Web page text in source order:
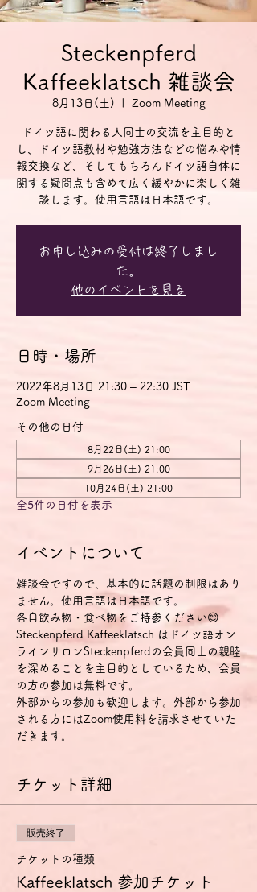
Steckenpferd
Kaffeeklatsch 雑談会
8月13日(土) Zoom Meeting
ドイツ語に関わる人同士の交流を主目的と
し、ドイツ語教材や勉強方法などの悩みや情
報交換など、そしてもちろんドイツ語自体に
関する疑問点も含めて広く緩やかに楽しく雑
談します。使用言語は日本語です。
お申し込みの受付は終了しまし
た。
他のイベントを見る
日時・場所
2022年8月13日 21:30 – 22:30 JST
Zoom Meeting
その他の日付
8月22日(土) 21:00
9月26日(土) 21:00
10月24日(土) 21:00
全5件の日付を表示
イベントについて
雑談会ですので、基本的に話題の制限はあり
ません。使用言語は日本語です。
各自飲み物・食べ物をご持参ください😊
Steckenpferd Kaffeeklatsch はドイツ語オン
ラインサロンSteckenpferdの会員同士の親睦
を深めることを主目的としているため、会員
の方の参加は無料です。
外部からの参加も歓迎します。外部から参加
される方にはZoom使用料を請求させていた
だきます。
チケット詳細
販売終了
チケットの種類
Kaffeeklatsch 参加チケット